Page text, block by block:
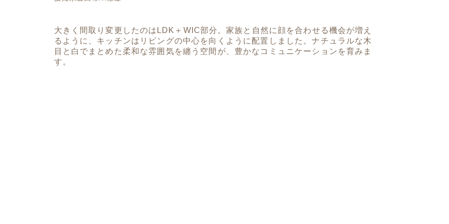
大きく間取り変更したのはLDK＋WIC部分。家族と自然に顔を合わせる機会が増え
るように、キッチンはリビングの中心を向くように配置しました。ナチュラルな木
目と白でまとめた柔和な雰囲気を纏う空間が、豊かなコミュニケーションを育みま
す。